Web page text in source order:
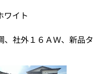
イト
、社外１６ＡＷ、新品タ